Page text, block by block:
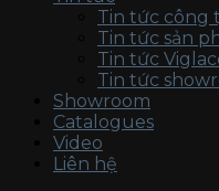
Tin tức công
Tin tức sản
Tin tức
Tin tức
Showroom
Catalogues
Video
Liên hệ